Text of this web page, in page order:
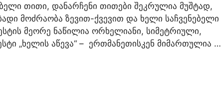
თითი, დანარჩენი თითები შეკრულია მუშტად,
მოძრაობა ზევით-ქვევით და ხელი საჩვენებელი
მეორე ნაწილია ორხელიანი, სიმეტრიული,
„ხელის აწევა“ – ერთმანეთისკენ მიმართულია …